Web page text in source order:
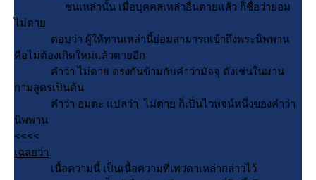
ชนเหล่านั้น เมื่อบุคคลเหล่าอื่นตายแล้ว ก็ชื่อว่าย่อม
ไม่ตา
ตอบว่า ผู้ให้ทานเหล่านี้ย่อมสามารถเข้าถึงพระนิพพาน
คือไม่ต้องเกิดใหม่แล้วตายอีก
คำว่า ไม่ตาย ตรงกันข้ามกับคำว่ามัจจุ ดังเช่นในมาน
กามสูตรเป็นต้น
คำว่า อมตะ แปลว่า ไม่ตาย ก็เป็นไวพจน์หนึ่งของคำว่า
นิพพาน
<<<<
เฉลยว่า
เนื้อความนี้ เป็นเนื้อความที่เทวดาเหล่ากล่าวไว้